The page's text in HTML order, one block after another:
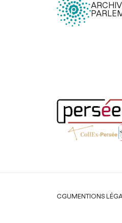
Légal
CGUMENTIONS